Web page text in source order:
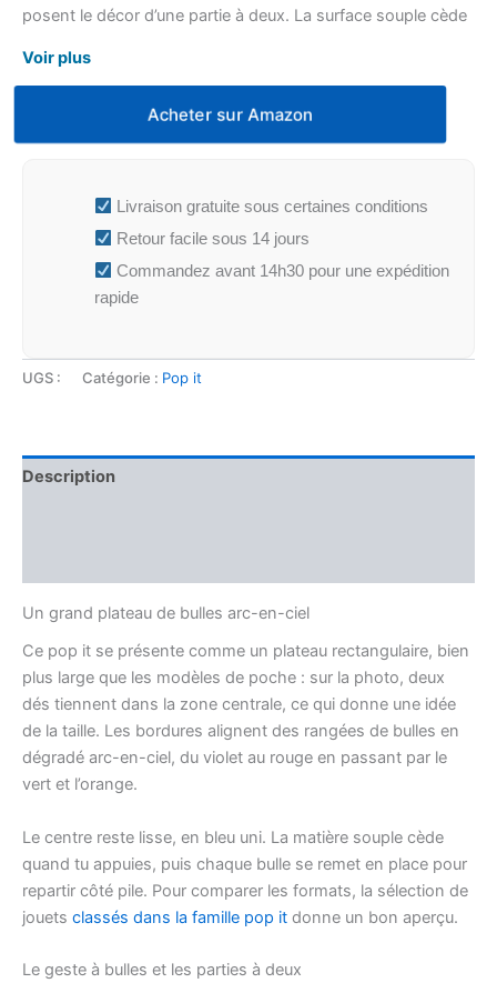
posent le décor d’une partie à deux. La surface souple cède
côté.
Voir plus
Acheter sur Amazon
Livraison gratuite sous certaines conditions
Retour facile sous 14 jours
Commandez avant 14h30 pour une expédition
rapide
UGS : Catégorie : Pop it
Description
Un grand plateau de bulles arc-en-ciel
Ce pop it se présente comme un plateau rectangulaire, bien
plus large que les modèles de poche : sur la photo, deux
dés tiennent dans la zone centrale, ce qui donne une idée
de la taille. Les bordures alignent des rangées de bulles en
dégradé arc-en-ciel, du violet au rouge en passant par le
vert et l’orange.
Le centre reste lisse, en bleu uni. La matière souple cède
quand tu appuies, puis chaque bulle se remet en place pour
repartir côté pile. Pour comparer les formats, la sélection de
jouets classés dans la famille pop it donne un bon aperçu.
Le geste à bulles et les parties à deux